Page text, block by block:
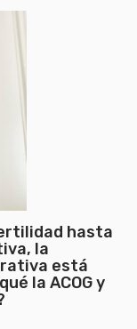
hasta
la
está
la ACOG y